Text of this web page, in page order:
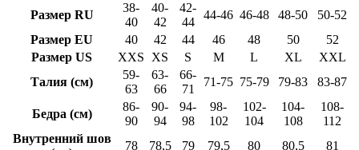
Размер RU
38-
40
40-
42
42-
44
44-46 46-48 48-50
50-52
Размер EU
40 42 44 46 48 50
52
Размер US
XXS XS S M L XL
XXL
Талия (см)
59-
63
63-
66
66-
71
71-75 75-79 79-83 83-87
Бедра (см)
86-
90
90-
94
94-
98
98-
102
102-
104
104-
108
108-
112
Внутренний шов
78 78,5 79 79,5 80 80,5 81